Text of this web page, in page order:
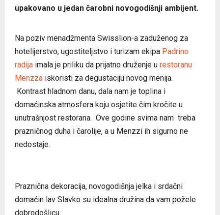
upakovano u jedan čarobni novogodišnji ambijent.
Na poziv menadžmenta Swisslion-a zaduženog za
hotelijerstvo, ugostiteljstvo i turizam ekipa Padrino
radija imala je priliku da prijatno druženje u restoranu
Menzza iskoristi za degustaciju novog menija.
Kontrast hladnom danu, dala nam je toplina i
domaćinska atmosfera koju osjetite čim kročite u
unutrašnjost restorana. Ove godine svima nam treba
prazničnog duha i čarolije, a u Menzzi ih sigurno ne
nedostaje.
Praznična dekoracija, novogodišnja jelka i srdačni
domaćin lav Slavko su idealna družina da vam požele
dobrodošlicu.